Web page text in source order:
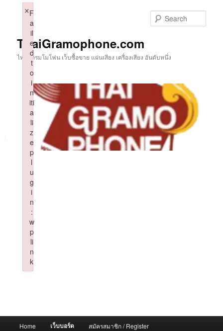
ThaiGramophone.com
ไทยแกรมโมโฟน เว็บซื้อขาย แผ่นเสียง เครื่องเสียง อันดับหนึ่ง
Home เว็บบอร์ด สมัครสมาชิก / Register
F
a
il
e
d
t
o
i
n
iti
a
li
z
e
p
l
u
g
i
n
:
w
p
li
n
k
×
Failed to initialize plugin: wplink